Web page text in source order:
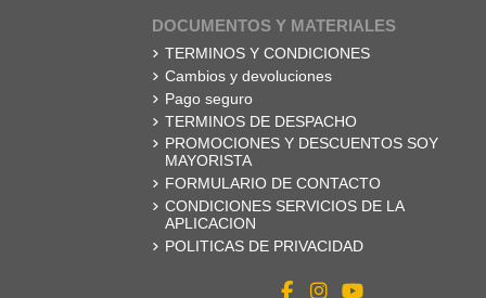
DOCUMENTOS Y MATERIALES
TERMINOS Y CONDICIONES
Cambios y devoluciones
Pago seguro
TERMINOS DE DESPACHO
PROMOCIONES Y DESCUENTOS SOY
MAYORISTA
FORMULARIO DE CONTACTO
CONDICIONES SERVICIOS DE LA
APLICACION
POLITICAS DE PRIVACIDAD